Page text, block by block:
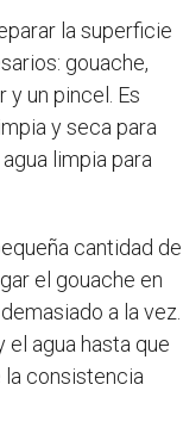
la superficie
gouache,
y un pincel. Es
y seca para
limpia para
cantidad de
el gouache en
a la vez.
agua hasta que
consistencia